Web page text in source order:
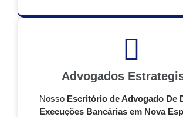
Advogados
Nosso Escritório de Advogado De
Execuções Bancárias em Nova